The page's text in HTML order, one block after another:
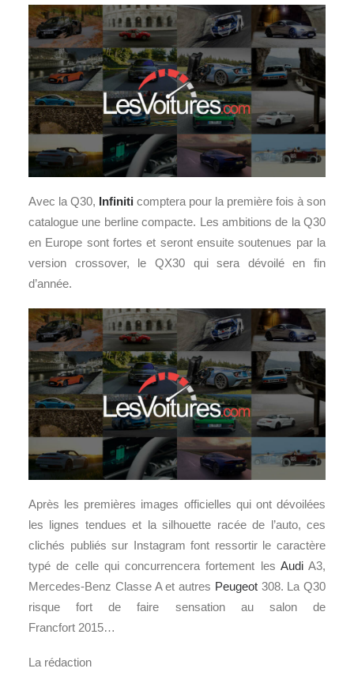
Avec la Q30, Infiniti comptera pour la première fois à son
catalogue une berline compacte. Les ambitions de la Q30
en Europe sont fortes et seront ensuite soutenues par la
version crossover, le QX30 qui sera dévoilé en fin
d’année.
Après les premières images officielles qui ont dévoilées
les lignes tendues et la silhouette racée de l’auto, ces
clichés publiés sur Instagram font ressortir le caractère
typé de celle qui concurrencera fortement les AudiA3,
Mercedes-Benz Classe A et autres Peugeot308. La Q30
risque fort de faire sensation au salon de
Francfort 2015…
La rédaction